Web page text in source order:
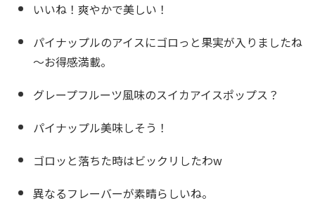
いいね！爽やかで美しい！
パイナップルのアイスにゴロっと果実が入りましたね
～お得感満載。
グレープフルーツ風味のスイカアイスポップス？
パイナップル美味しそう！
ゴロッと落ちた時はビックリしたわw
異なるフレーバーが素晴らしいね。